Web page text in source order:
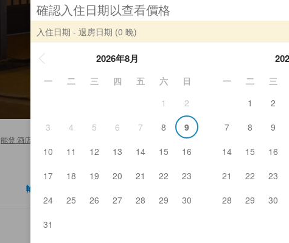
確認入住日期以查看價格
入住日期 - 退房日期 (0 晚)
2026年8月
一 二 三 四 五 六
日
1
2
3
4 5 6 7 8
9
10
11 12 13 14 15
16
17
18 19 20 21 22
23
24
25 26 27 28 29
30
31
一 二 三
1
2
7
8 9
14
15 16
21
22 23
28
29 30
能登 酒店及日式旅館
輪島